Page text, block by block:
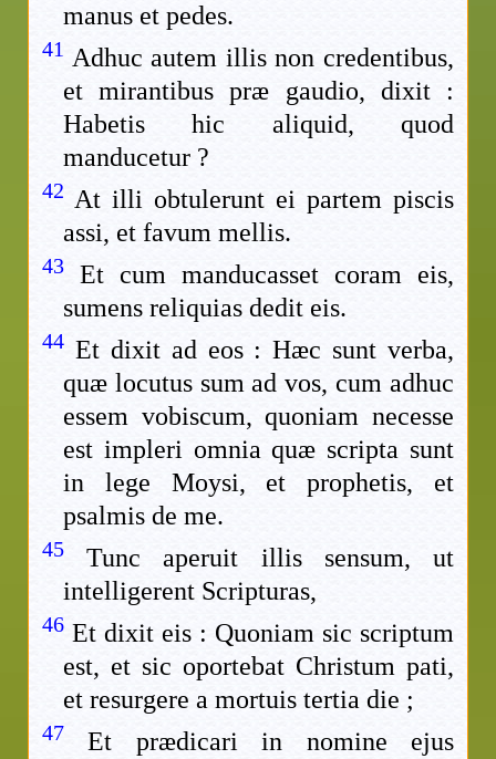
manus et pedes.
41 Adhuc autem illis non credentibus,
et mirantibus præ gaudio, dixit :
Habetis hic aliquid, quod
manducetur ?
42 At illi obtulerunt ei partem piscis
assi, et favum mellis.
43
Et cum manducasset coram eis,
sumens reliquias dedit eis.
44 Et dixit ad eos : Hæc sunt verba,
quæ locutus sum ad vos, cum adhuc
essem vobiscum, quoniam necesse
est impleri omnia quæ scripta sunt
in lege Moysi, et prophetis, et
psalmis de me.
45
Tunc aperuit illis sensum, ut
intelligerent Scripturas,
46 Et dixit eis : Quoniam sic scriptum
est, et sic oportebat Christum pati,
et resurgere a mortuis tertia die ;
47
Et prædicari in nomine ejus